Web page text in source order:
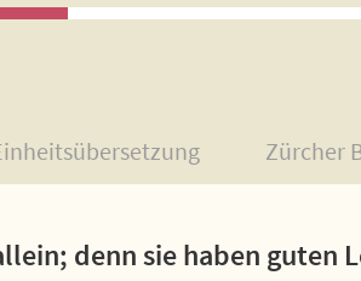
Zürcher
denn sie haben guten